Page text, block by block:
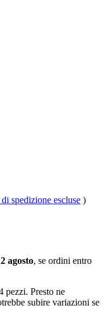
di spedizione escluse )
agosto, se ordini entro
pezzi. Presto ne
subire variazioni se